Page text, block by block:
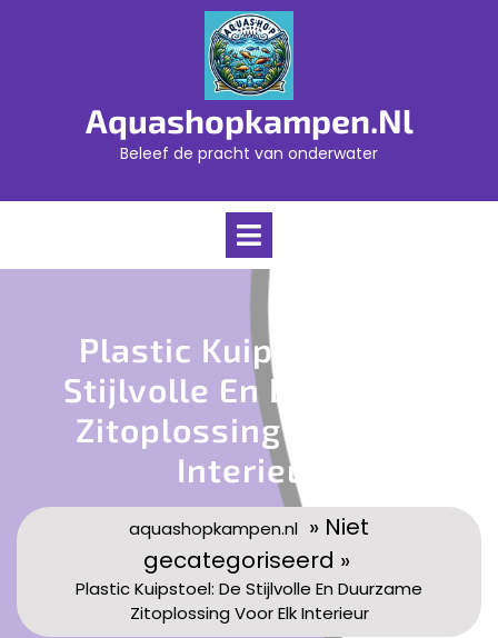
Aquashopkampen.nl
Beleef de pracht van onderwater
Open
Plastic Kuipstoel: De
Stijlvolle En Duurzame
Zitoplossing Voor Elk
Interieur
aquashopkampen.nl » Niet
gecategoriseerd »
Plastic Kuipstoel: De Stijlvolle En Duurzame
Zitoplossing Voor Elk Interieur